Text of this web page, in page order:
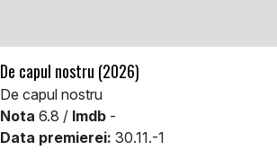
De capul nostru (2026)
De capul nostru
Nota 6.8 / Imdb -
Data premierei: 30.11.-1